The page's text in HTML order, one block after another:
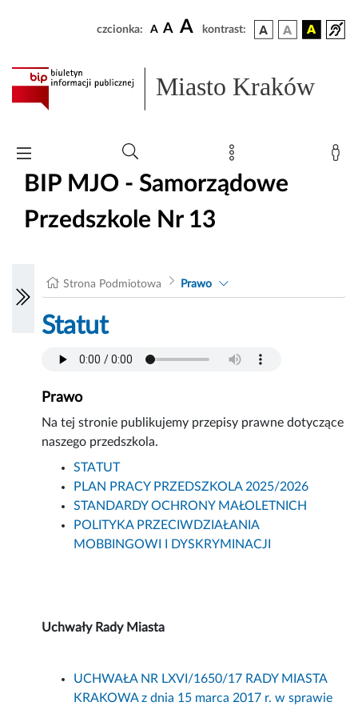
czcionka: A A A kontrast:
Miasto Kraków
BIP MJO - Samorządowe
Przedszkole Nr 13
Strona Podmiotowa Prawo
Statut
Prawo
Na tej stronie publikujemy przepisy prawne dotyczące
naszego przedszkola.
STATUT
PLAN PRACY PRZEDSZKOLA 2025/2026
STANDARDY OCHRONY MAŁOLETNICH
POLITYKA PRZECIWDZIAŁANIA
MOBBINGOWI I DYSKRYMINACJI
Uchwały Rady Miasta
UCHWAŁA NR LXVI/1650/17 RADY MIASTA
KRAKOWA z dnia 15 marca 2017 r. w sprawie